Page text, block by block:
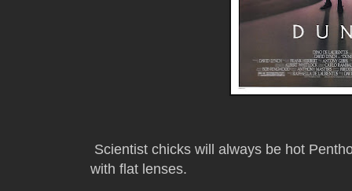
Scientist chicks will always be hot
with flat lenses.